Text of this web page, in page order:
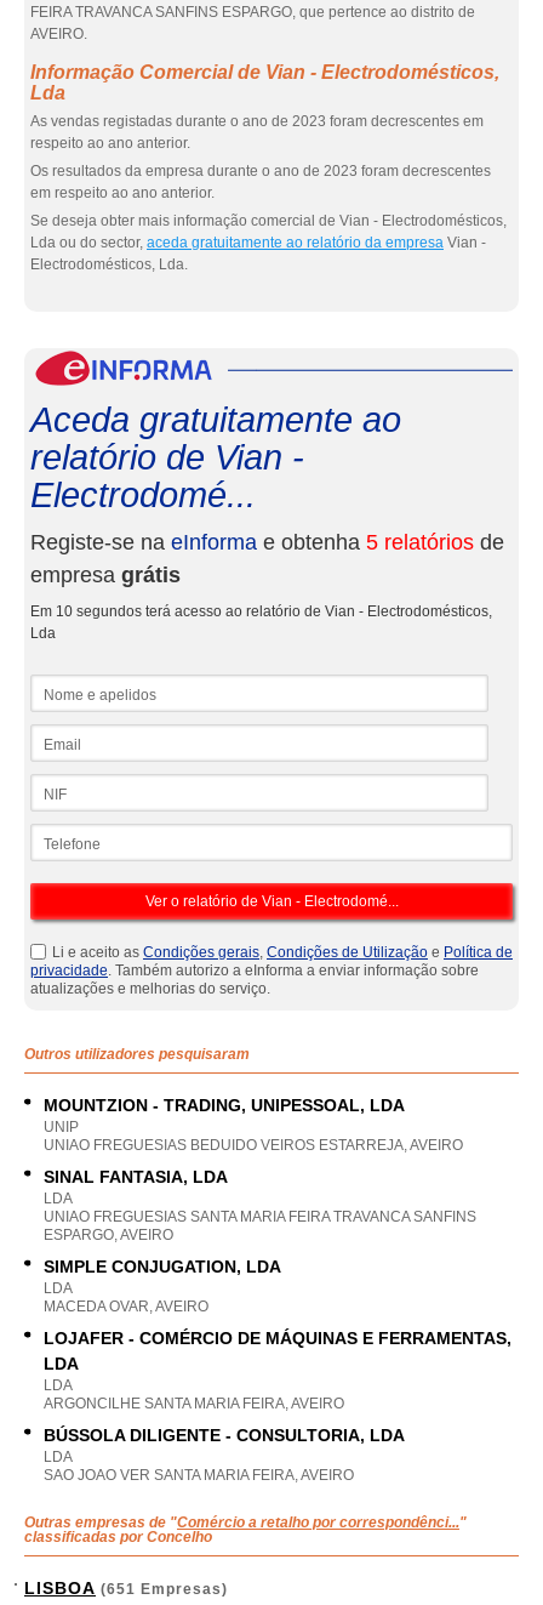
FEIRA TRAVANCA SANFINS ESPARGO, que pertence ao distrito de
AVEIRO.
Informação Comercial de Vian - Electrodomésticos,
Lda
As vendas registadas durante o ano de 2023 foram decrescentes em
respeito ao ano anterior.
Os resultados da empresa durante o ano de 2023 foram decrescentes
em respeito ao ano anterior.
Se deseja obter mais informação comercial de Vian - Electrodomésticos,
Lda ou do sector, aceda gratuitamente ao relatório da empresa Vian -
Electrodomésticos, Lda.
Aceda gratuitamente ao
relatório de Vian -
Electrodomé...
Registe-se na eInforma e obtenha 5 relatórios de
empresa grátis
Em 10 segundos terá acesso ao relatório de Vian - Electrodomésticos,
Lda
Li e aceito as Condições gerais, Condições de Utilização e Política de
privacidade. Também autorizo a eInforma a enviar informação sobre
atualizações e melhorias do serviço.
Outros utilizadores pesquisaram
MOUNTZION - TRADING, UNIPESSOAL, LDA
UNIP
UNIAO FREGUESIAS BEDUIDO VEIROS ESTARREJA, AVEIRO
SINAL FANTASIA, LDA
LDA
UNIAO FREGUESIAS SANTA MARIA FEIRA TRAVANCA SANFINS
ESPARGO, AVEIRO
SIMPLE CONJUGATION, LDA
LDA
MACEDA OVAR, AVEIRO
LOJAFER - COMÉRCIO DE MÁQUINAS E FERRAMENTAS,
LDA
LDA
ARGONCILHE SANTA MARIA FEIRA, AVEIRO
BÚSSOLA DILIGENTE - CONSULTORIA, LDA
LDA
SAO JOAO VER SANTA MARIA FEIRA, AVEIRO
Outras empresas de "Comércio a retalho por correspondênci..."
classificadas por Concelho
LISBOA (651 Empresas)